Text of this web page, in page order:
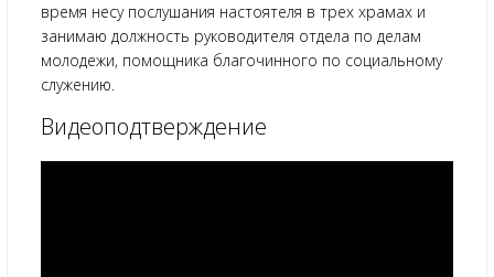
время несу послушания настоятеля в трех храмах и
занимаю должность руководителя отдела по делам
молодежи, помощника благочинного по социальному
служению.
Видеоподтверждение